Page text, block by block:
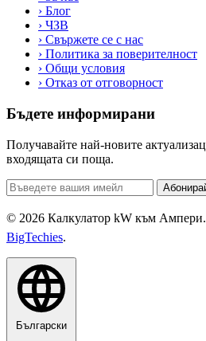
› Блог
› ЧЗВ
› Свържете се с нас
› Политика за поверителност
› Общи условия
› Отказ от отговорност
Бъдете информирани
Получавайте най-новите
входящата си поща.
© 2026 Калкулатор kW към
BigTechies.
Български